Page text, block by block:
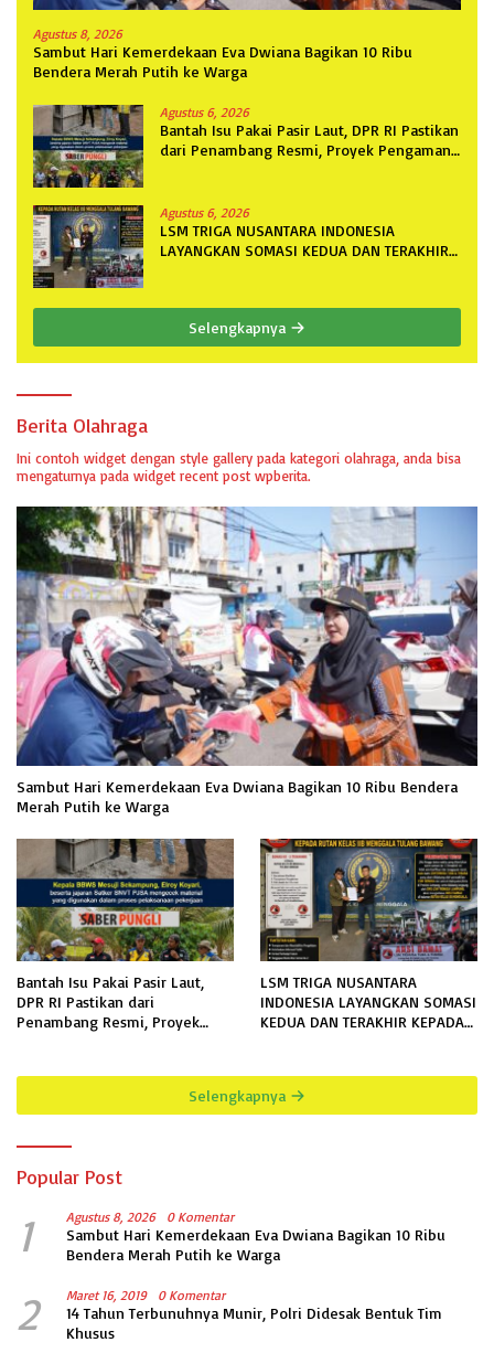
Agustus 8, 2026
Sambut Hari Kemerdekaan Eva Dwiana Bagikan 10 Ribu
Bendera Merah Putih ke Warga
Agustus 6, 2026
Bantah Isu Pakai Pasir Laut, DPR RI Pastikan
dari Penambang Resmi, Proyek Pengaman
Agustus 6, 2026
LSM TRIGA NUSANTARA INDONESIA
LAYANGKAN SOMASI KEDUA DAN TERAKHIR
Selengkapnya
Berita Olahraga
Ini contoh widget dengan style gallery pada kategori olahraga, anda bisa
mengaturnya pada widget recent post wpberita.
Sambut Hari Kemerdekaan Eva Dwiana Bagikan 10 Ribu Bendera
Merah Putih ke Warga
Bantah Isu Pakai Pasir Laut,
DPR RI Pastikan dari
Penambang Resmi, Proyek
LSM TRIGA NUSANTARA
INDONESIA LAYANGKAN SOMASI
KEDUA DAN TERAKHIR KEPADA
INFORMASI PUBLIK
Selengkapnya
Popular Post
1 Agustus 8, 2026 0 Komentar
Sambut Hari Kemerdekaan Eva Dwiana Bagikan 10 Ribu
Bendera Merah Putih ke Warga
2 Maret 16, 2019 0 Komentar
14 Tahun Terbunuhnya Munir, Polri Didesak Bentuk Tim
Khusus